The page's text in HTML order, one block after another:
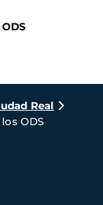
Real
ODS